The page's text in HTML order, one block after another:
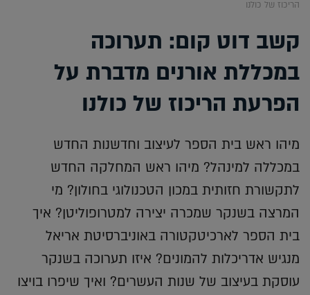
הריכוז של כולנו
קשב דוט קום: תערוכה
במכללת אורנים מדברת על
הפרעת הריכוז של כולנו
מיהו ראש בית הספר לעיצוב וחדשנות החדש
במכללה למינהל? מיהו ראש המחלקה החדש
לתקשורת חזותית במכון הטכנולוגי בחולון? מי
המרצה בשנקר שמכרה יצירה למטרופוליטן? איך
בית הספר לארכיטקטורה באוניברסיטת אריאל
מנגיש אדריכלות להמונים? איזו תערוכה בשנקר
עוסקת בעיצוב של שנות העשרים? ואיך שיפרו בויצו